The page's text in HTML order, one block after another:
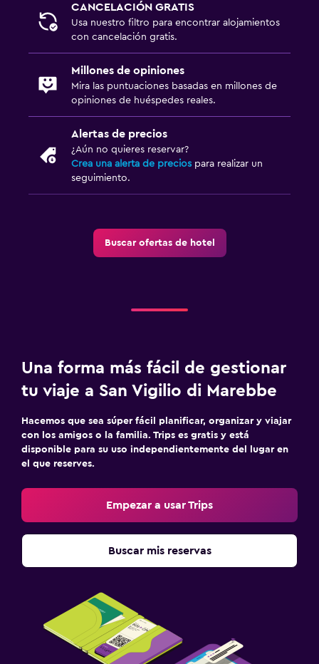
La comida se puede entregar en el alojamiento
Minibar
Desayuno en la habitación
Tetera
General
Casilleros
Estacionamiento gratuito
Estacionamiento privado
Carga de vehículos eléctricos
Secador de pelo
Bañera al aire libre
Baño público
Albornoz
Aire libre
Área de picnic
CANCELACIÓN GRATIS
Usa nuestro filtro para encontrar alojamientos
con cancelación gratis.
Millones de opiniones
Mira las puntuaciones basadas en millones de
opiniones de huéspedes reales.
Alertas de precios
¿Aún no quieres reservar?
Crea una alerta de precios para realizar un
seguimiento.
Buscar ofertas de hotel
Una forma más fácil de gestionar
tu viaje a San Vigilio di Marebbe
Hacemos que sea súper fácil planificar, organizar y viajar
con los amigos o la familia. Trips es gratis y está
disponible para su uso independientemente del lugar en
el que reserves.
Empezar a usar Trips
Buscar mis reservas